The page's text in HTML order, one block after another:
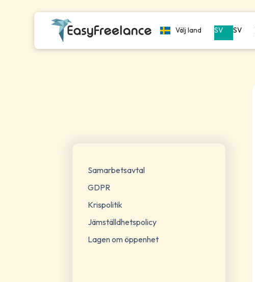
Välj land SV SV
Samarbetsavtal
GDPR
Krispolitik
Jämställdhetspolicy
Lagen om öppenhet